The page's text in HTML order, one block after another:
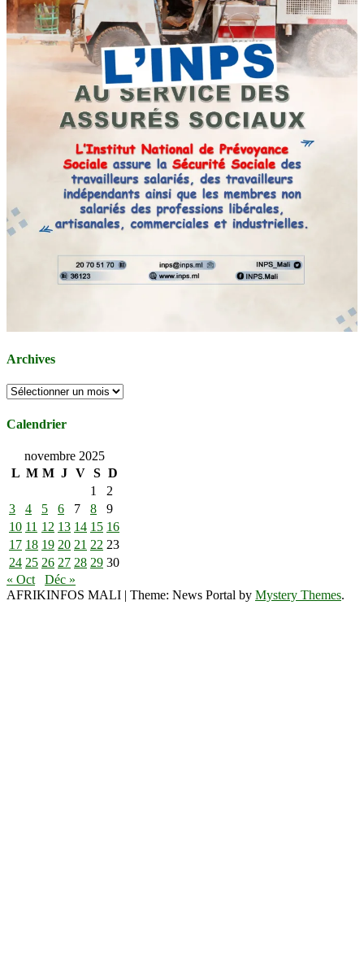
Archives
Archives
Calendrier
novembre 2025
L M M J V S D
1
2
3
4 5 6 7 8
9
10 11 12 13 14 15 16
17 18 19 20 21 22 23
24 25 26 27 28 29 30
« Oct
Déc »
AFRIKINFOS MALI | Theme: News Portal by Mystery Themes.